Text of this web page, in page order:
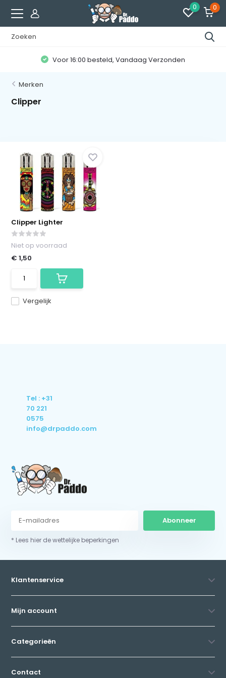
0 0
Voor 16:00 besteld, Vandaag Verzonden
Merken
Clipper
Clipper Lighter
Vergelijk
Niet op voorraad
€ 1,50
Tel : +31
70 221
0575
info@drpaddo.com
Abonneer
* Lees hier de wettelijke beperkingen
Klantenservice
Mijn account
Categorieën
Contact